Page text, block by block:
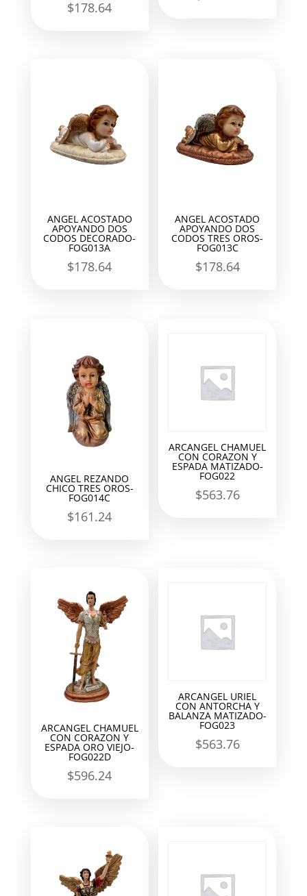
$178.64
ANGEL ACOSTADO
APOYANDO DOS
CODOS DECORADO-
FOG013A
$178.64
ANGEL ACOSTADO
APOYANDO DOS
CODOS TRES OROS-
FOG013C
$178.64
ANGEL REZANDO
CHICO TRES OROS-
FOG014C
$161.24
ARCANGEL CHAMUEL
CON CORAZON Y
ESPADA MATIZADO-
FOG022
$563.76
ARCANGEL CHAMUEL
CON CORAZON Y
ESPADA ORO VIEJO-
FOG022D
$596.24
ARCANGEL URIEL
CON ANTORCHA Y
BALANZA MATIZADO-
FOG023
$563.76